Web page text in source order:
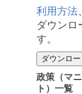
利用方法、
ダウンロ
す。
政策（マ
ト）一覧